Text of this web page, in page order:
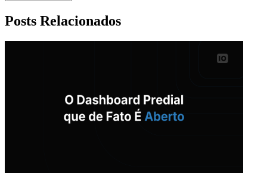
Posts Relacionados